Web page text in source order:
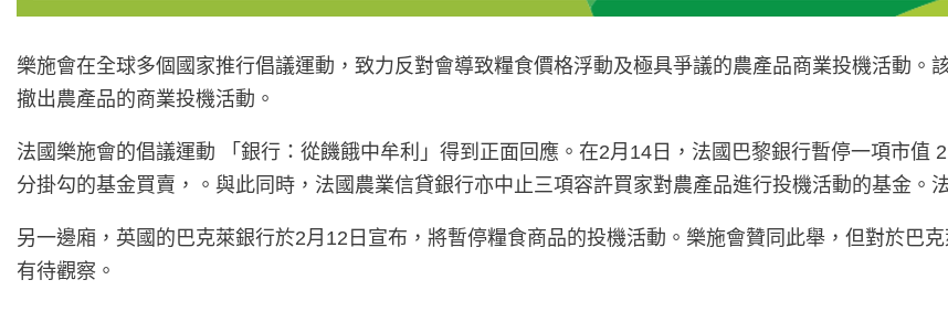
樂施會在全球多個國家推行倡議運動，致力反對會導致糧食價格浮動及極具爭議的農產品商業投機活動
撤出農產品的商業投機活動。
法國樂施會的倡議運動 「銀行：從饑餓中牟利」得到正面回應。在2月14日，法國巴黎銀行暫停一項市值
分掛勾的基金買賣，。與此同時，法國農業信貸銀行亦中止三項容許買家對農產品進行投機活動的基金。
另一邊廂，英國的巴克萊銀行於2月12日宣布，將暫停糧食商品的投機活動。樂施會贊同此舉，但對於巴
有待觀察。